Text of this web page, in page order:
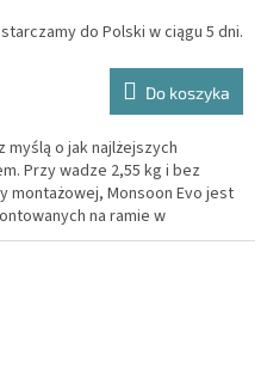
T
I
S
do Polski w ciągu 5 dni.
Do koszyka
myślą o jak najlżejszych
Przy wadze 2,55 kg i bez
montażowej, Monsoon Evo jest
na ramie w